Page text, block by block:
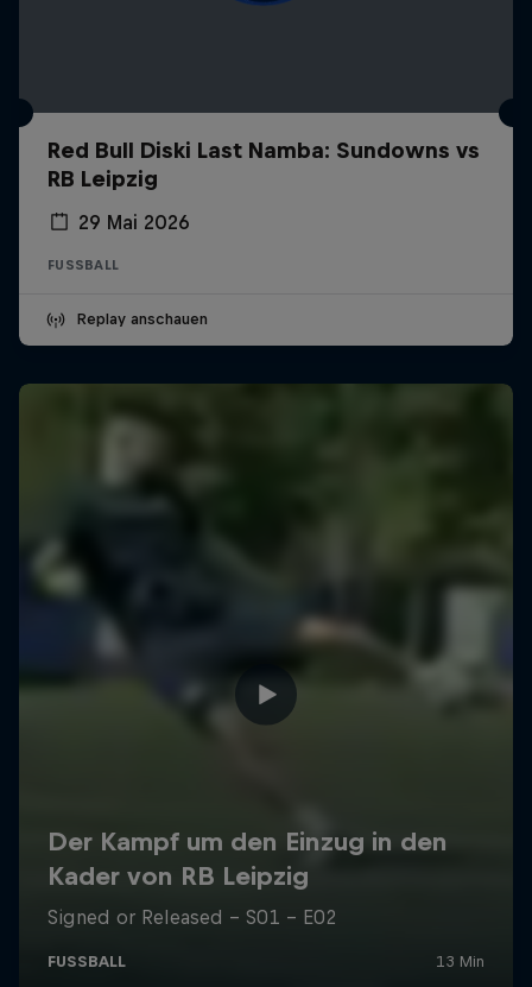
Red Bull Diski Last Namba: Sundowns vs
RB Leipzig
29 Mai 2026
FUSSBALL
Replay anschauen